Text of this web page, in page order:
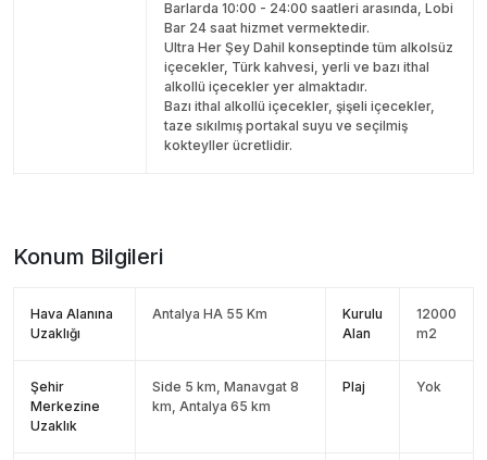
Barlarda 10:00 - 24:00 saatleri arasında, Lobi
Bar 24 saat hizmet vermektedir.
Ultra Her Şey Dahil konseptinde tüm alkolsüz
içecekler, Türk kahvesi, yerli ve bazı ithal
alkollü içecekler yer almaktadır.
Bazı ithal alkollü içecekler, şişeli içecekler,
taze sıkılmış portakal suyu ve seçilmiş
kokteyller ücretlidir.
Konum Bilgileri
Hava Alanına
Uzaklığı
Antalya HA 55 Km
Kurulu
Alan
12000
m2
Şehir
Merkezine
Uzaklık
Side 5 km, Manavgat 8
km, Antalya 65 km
Plaj Yok